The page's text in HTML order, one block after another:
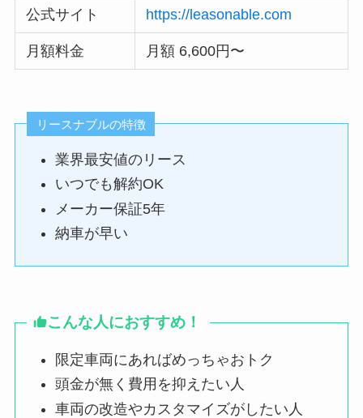
公式サイト https://leasonable.com
月額料金 月額 6,600円〜
リースナブルの特徴
業界最安値のリース
いつでも解約OK
メーカー保証5年
納車が早い
こんな人におすすめ！
限定車両にあればめっちゃおトク
頭金が無く費用を抑えたい人
車両の改造やカスタマイズがしたい人